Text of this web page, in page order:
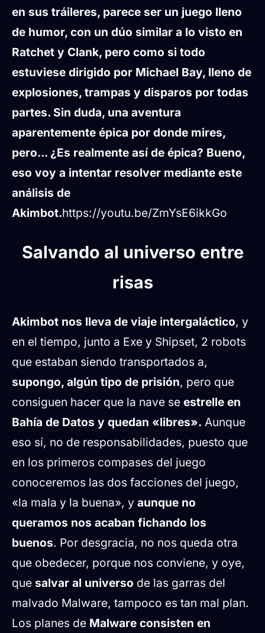
en sus tráileres, parece ser un juego lleno
de humor, con un dúo similar a lo visto en
Ratchet y Clank, pero como si todo
estuviese dirigido por Michael Bay, lleno de
explosiones, trampas y disparos por todas
partes. Sin duda, una aventura
aparentemente épica por donde mires,
pero... ¿Es realmente así de épica? Bueno,
eso voy a intentar resolver mediante este
análisis de
Akimbot.https://youtu.be/ZmYsE6ikkGo
Salvando al universo entre
risas
Akimbot nos lleva de viaje intergaláctico, y
en el tiempo, junto a Exe y Shipset, 2 robots
que estaban siendo transportados a,
supongo, algún tipo de prisión, pero que
consiguen hacer que la nave se estrelle en
Bahía de Datos y quedan «libres». Aunque
eso sí, no de responsabilidades, puesto que
en los primeros compases del juego
conoceremos las dos facciones del juego,
«la mala y la buena», y aunque no
queramos nos acaban fichando los
buenos. Por desgracia, no nos queda otra
que obedecer, porque nos conviene, y oye,
que salvar al universo de las garras del
malvado Malware, tampoco es tan mal plan.
Los planes de Malware consisten en